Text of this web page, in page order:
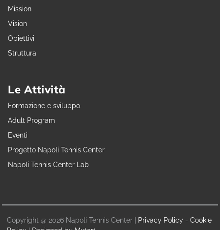
Mission
Vision
Obiettivi
Struttura
Le Attività
Formazione e sviluppo
Adult Program
Eventi
Progetto Napoli Tennis Center
Napoli Tennis Center Lab
Copyright @ 2026 Napoli Tennis Center | Privacy Policy - Cookie